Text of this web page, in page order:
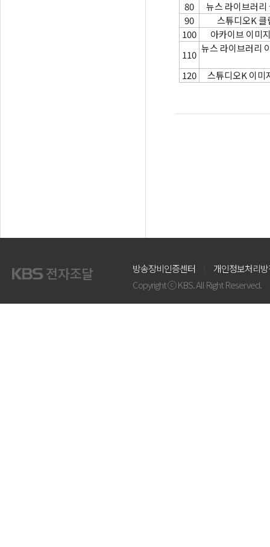
80
뉴스 라이브러
90
스튜디오K 클
100
아카이브 이미
110
뉴스 라이브러리
120 스튜디오K 이미
방송장비인증센터
개인정보처리
Copyright ⓒ KBS. All Right Reserved.